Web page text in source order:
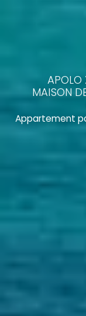
MAISON
Appartement